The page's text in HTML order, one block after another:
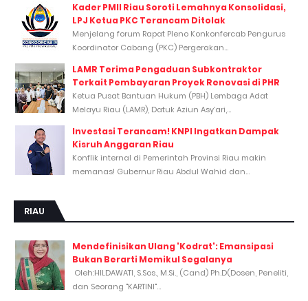
Kader PMII Riau Soroti Lemahnya Konsolidasi,
LPJ Ketua PKC Terancam Ditolak
Menjelang forum Rapat Pleno Konkonfercab Pengurus
Koordinator Cabang (PKC) Pergerakan...
LAMR Terima Pengaduan Subkontraktor
Terkait Pembayaran Proyek Renovasi di PHR
Ketua Pusat Bantuan Hukum (PBH) Lembaga Adat
Melayu Riau (LAMR), Datuk Aziun Asy’ari,...
Investasi Terancam! KNPI Ingatkan Dampak
Kisruh Anggaran Riau
Konflik internal di Pemerintah Provinsi Riau makin
memanas! Gubernur Riau Abdul Wahid dan...
RIAU
Mendefinisikan Ulang 'Kodrat': Emansipasi
Bukan Berarti Memikul Segalanya
Oleh:HILDAWATI, S.Sos., M.Si., (Cand) Ph.D(Dosen, Peneliti,
dan Seorang "KARTINI"...